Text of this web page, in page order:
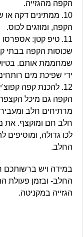
הקפה מהגזייה.
10. ממתינים דקה
הקפה, ומוזגים לכוס.
11. טיפ קטן:
שכוסות הקפה בבתי
שמחממת אותם.
ידי שפיכת מים
12. להכנת קפה
הקפה גם מיכל
מרתיחים חלב
חלב חם ומוקצף. את
לכו גדולה,
החלב.
במידה ויש ברשותכם
החלב- ובזמן פעולת
הגזייה במקניטה.